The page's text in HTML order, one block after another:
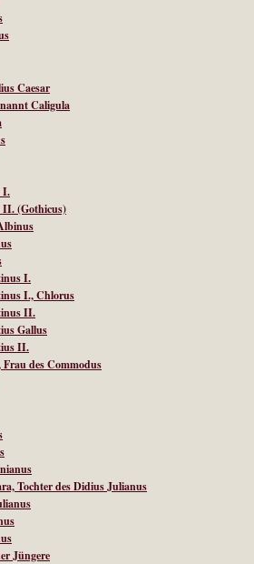
Caesar
Caligula
I.
(Gothicus)
I.
I., Chlorus
II.
Gallus
II.
des Commodus
Tochter des Didius Julianus
Jüngere